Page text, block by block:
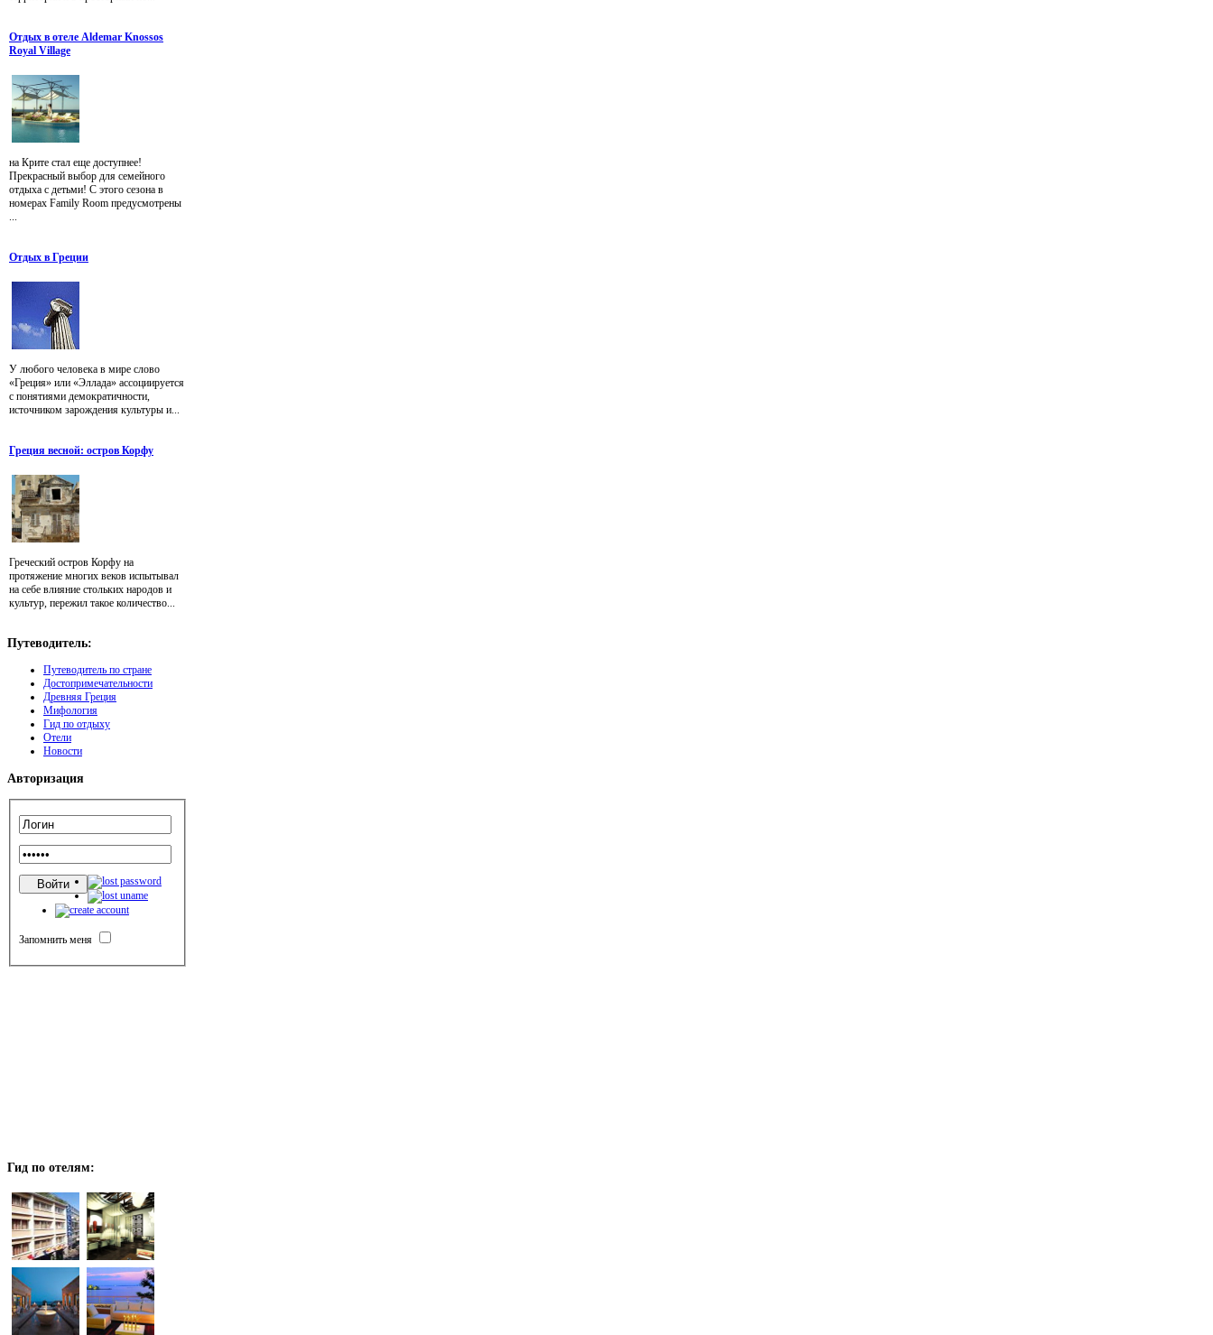
Отдых в отеле Aldemar Knossos
Royal Village
на Крите стал еще доступнее!
Прекрасный выбор для семейного
отдыха с детьми! С этого сезона в
номерах Family Room предусмотрены
...
Отдых в Греции
У любого человека в мире слово
«Греция» или «Эллада» ассоциируется
с понятиями демократичности,
источником зарождения культуры и...
Греция весной: остров Корфу
Греческий остров Корфу на
протяжение многих веков испытывал
на себе влияние стольких народов и
культур, пережил такое количество...
Путеводитель:
Путеводитель по стране
Достопримечательности
Древняя Греция
Мифология
Гид по отдыху
Отели
Новости
Авторизация
Запомнить меня
Гид по отелям: